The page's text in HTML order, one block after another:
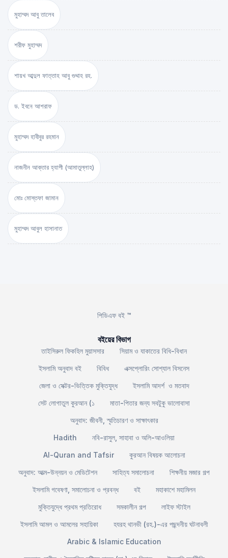
মুহাম্মদ আবু তালেব
শরীফ মুহাম্মদ
শায়খ আব্দুল ফাত্তাহ আবু গুদ্দাহ রহ.
ড. ইবনে আশরাফ
মুহাম্মদ হাবীবুর রহমান
নাজনীন আক্তার হ্যাপী (আমাতুল্লাহ)
মোঃ মোস্তফা জামান
মুহাম্মদ আবুল হাসানাত
পিডিএফ বই ™
বইয়ের বিভাগ
তাইসিরুল ফিকহিল মুয়াসসার
সিয়াম ও যাকাতের বিধি-বিধান
ইসলামি অনুবাদ বই
বিবিধ
এক্সপ্লোরিং সোশ্যাল বিসনেস
জেলা ও সেক্টর-ভিত্তিক মুক্তিযুদ্ধ
ইসলামি আদর্শ ও মতবাদ
সেট লোগাতুল কুরআন (১
মাতা-পিতার জন্য সবটুকু ভালোবাসা
অনুবাদ: জীবনী, স্মৃতিচারণ ও সাক্ষাৎকার
Hadith
নবি-রাসুল, সাহাবা ও অলি-আওলিয়া
Al-Quran and Tafsir
কুরআন বিষয়ক আলোচনা
অনুবাদ: আত্ম-উন্নয়ন ও মেডিটেশন
সাহিত্য সমালোচনা
শিক্ষনীয় মজার গল্প
ইসলামি গবেষণা, সমালোচনা ও প্রবন্ধ
বই
মহাকাশে মহামিলন
মুক্তিযুদ্ধে প্রথম প্রতিরোধ
সমকালীন গল্প
লাইফ স্টাইল
ইসলামি আমল ও আমলের সহায়িকা
হযরহ থানভী (রহ.)-এর পছন্দনীয় ঘটনাবলী
Arabic & Islamic Education